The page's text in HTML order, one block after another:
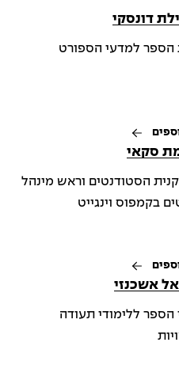
דונסקי
הספר למדעי הספורט
סקאי
הסטודנטים וראש מינהל
בקמפוס וינגייט
אשכנזי
ללימודי תעודה